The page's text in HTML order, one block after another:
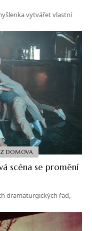
vytvářet vlastní
Z DOMOVA
scéna se promění
dramaturgických řad,